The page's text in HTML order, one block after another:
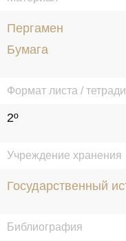
Пергамен
Бумага
Формат листа / тетради
2º
Учреждение хранения
Государственный
Библиография